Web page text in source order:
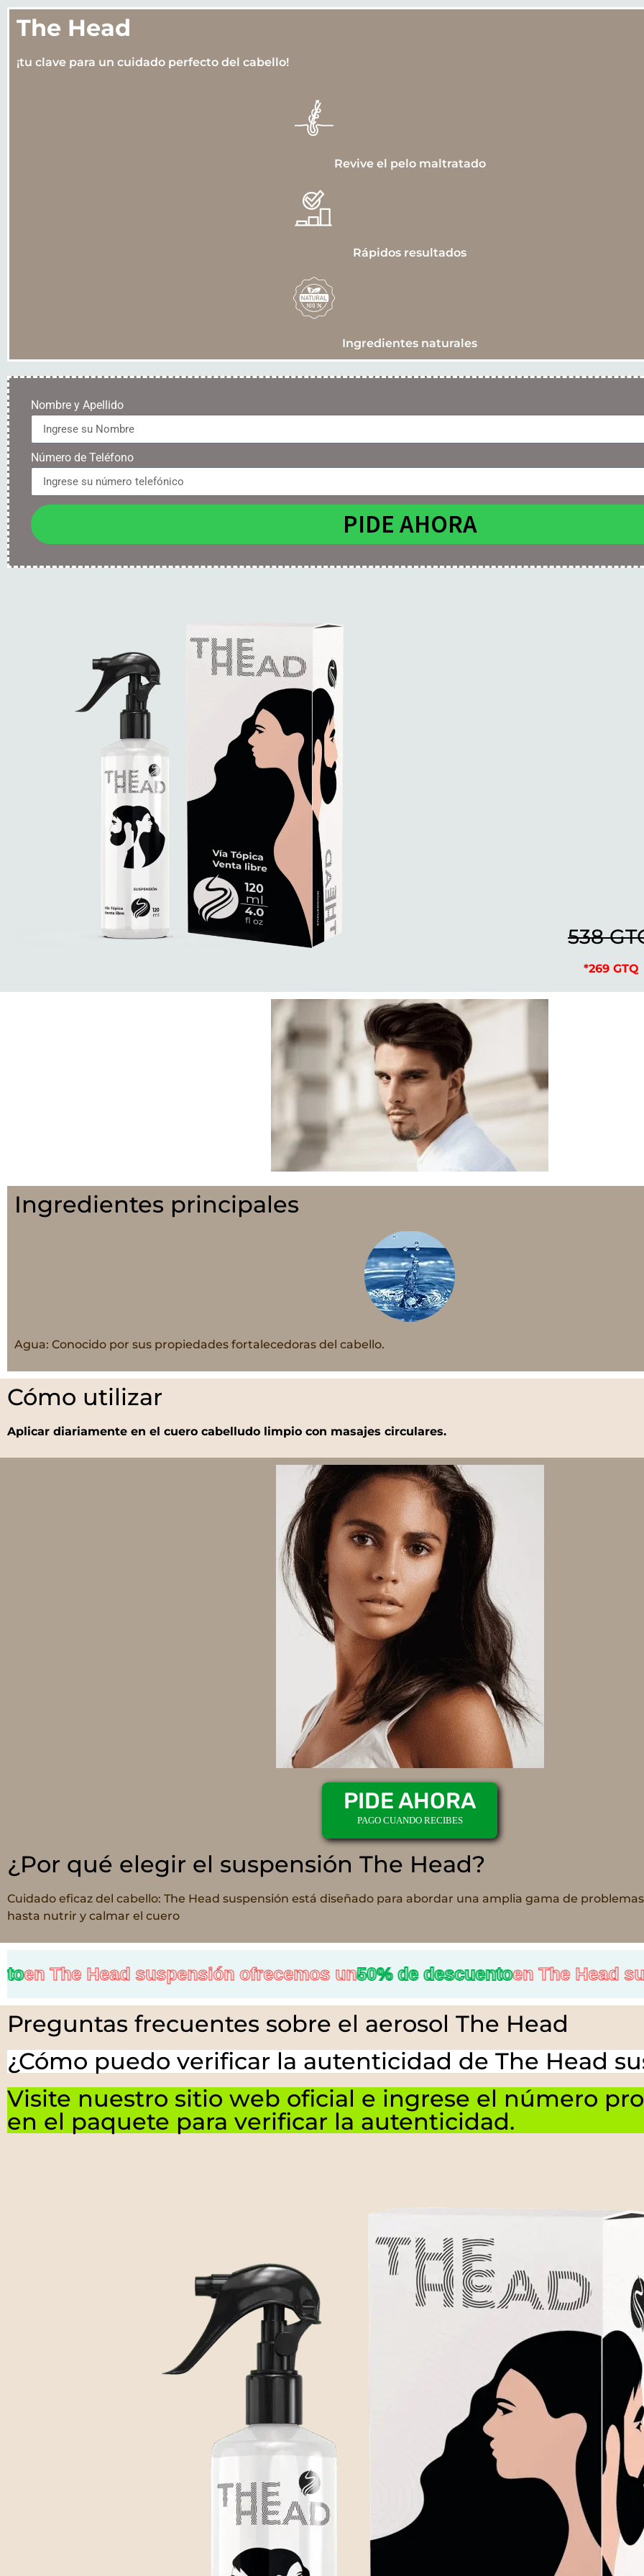
The Head
¡tu clave para un cuidado perfecto del cabello!
Revive el pelo maltratado
Rápidos resultados
Ingredientes naturales
Nombre y Apellido
Número de Teléfono
PIDE AHORA
538
*269 GTQ
Ingredientes principales
Agua: Conocido por sus propiedades fortalecedoras del cabello.
Cómo utilizar
Aplicar diariamente en el cuero cabelludo limpio con masajes circulares.
PIDE AHORA
PAGO CUANDO RECIBES
¿Por qué elegir el suspensión The Head?
Cuidado eficaz del cabello: The Head suspensión está diseñado para abordar una amplia gama de
hasta nutrir y calmar el cuero
The Head suspensión ofrecemos un50% de descuentoen The Head
Preguntas frecuentes sobre el aerosol The Head
¿Cómo puedo verificar la autenticidad de The Head
Visite nuestro sitio web oficial e ingrese el número
en el paquete para verificar la autenticidad.